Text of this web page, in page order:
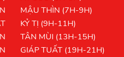
MẬU THÌN (7H-9H)
KỶ TỊ (9H-11H)
TÂN MÙI (13H-15H)
GIÁP TUẤT (19H-21H)